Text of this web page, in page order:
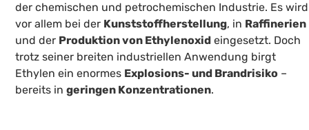
der chemischen und petrochemischen Industrie. Es wird
vor allem bei der Kunststoffherstellung, in Raffinerien
und der Produktion von Ethylenoxid eingesetzt. Doch
trotz seiner breiten industriellen Anwendung birgt
Ethylen ein enormes Explosions- und Brandrisiko –
bereits ingeringen Konzentrationen.